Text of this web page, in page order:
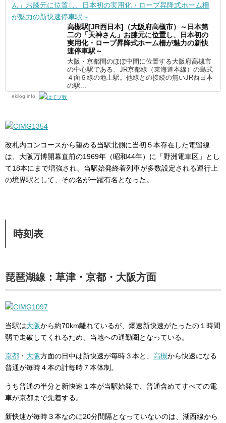
高槻駅[JR西日本]（大阪府高槻市）～日本第
二の「天神さん」お膝元に位置し、日本初の
実用化・ロープ昇降式ホーム柵が魅力の新快
速停車駅～
大阪・京都間のほぼ中間に位置する大阪府高槻市
の中心駅である、JR京都線（東海道本線）の島式
４面６線の地上駅。他線との接続の無いJR西日本
の駅...
ekilog.info
改札内コンコースから望める当駅北側に当初５本存在した電留線
は、大阪万博開幕直前の1969年（昭和44年）に「野洲電車区」とし
て18本にまで増強され、当駅始発終着列車が多数設定される運行上
の境界駅として、その名が一躍有名となった。
時刻表
琵琶湖線：草津・京都・大阪方面
当駅は大阪から約70km離れているが、爆速新快速がたったの１時間
弱で走破してくれるため、当地への通勤圏となっている。
京都 ・ 大阪方面の日中は新快速が毎時３本と、 高槻から快速になる
普通が毎時４本の計毎時７本体制。
うち普通の半分と新快速１本が当駅始発で、普通含めてすべての電
車が京都まで先着する。
新快速が毎時３本なのに20分間隔となっていないのは、湖西線から